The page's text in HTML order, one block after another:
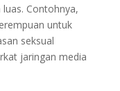
Contohnya,
untuk
seksual
jaringan media